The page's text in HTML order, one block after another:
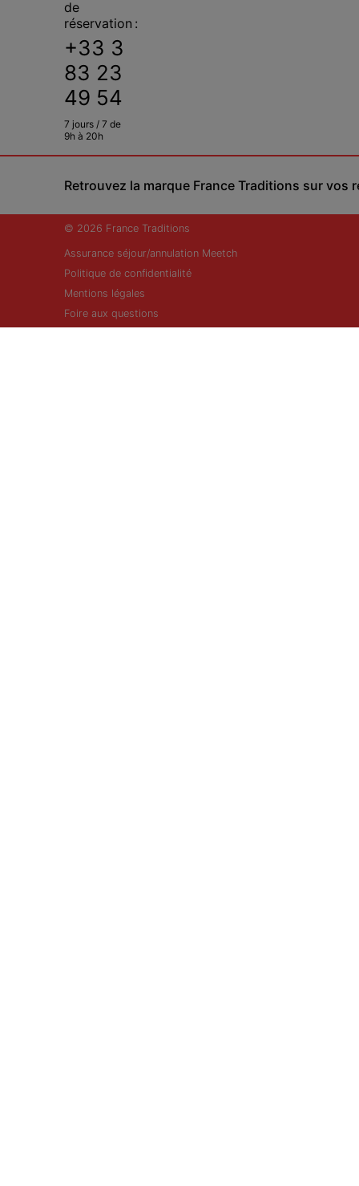
de
réservation :
+33 3
83 23
49 54
7 jours / 7 de
9h à 20h
Retrouvez la marque France Traditions sur vos
© 2026 France Traditions
Assurance séjour/annulation Meetch
Politique de confidentialité
Mentions légales
Foire aux questions